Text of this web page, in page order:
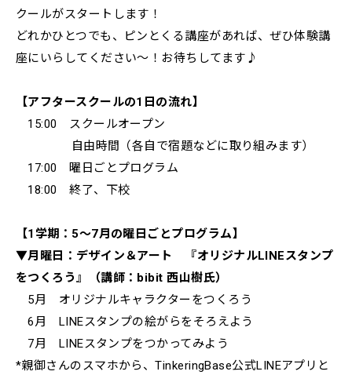
クールがスタートします！
どれかひとつでも、ピンとくる講座があれば、ぜひ体験講
座にいらしてください～！お待ちしてます♪
【アフタースクールの1日の流れ】
15:00 スクールオープン
自由時間（各自で宿題などに取り組みます）
17:00 曜日ごとプログラム
18:00 終了、下校
【1学期：5～7月の曜日ごとプログラム】
▼月曜日：デザイン＆アート 『オリジナルLINEスタンプ
をつくろう』（講師：bibit 西山樹氏）
5月 オリジナルキャラクターをつくろう
6月 LINEスタンプの絵がらをそろえよう
7月 LINEスタンプをつかってみよう
*親御さんのスマホから、TinkeringBase公式LINEアプリと